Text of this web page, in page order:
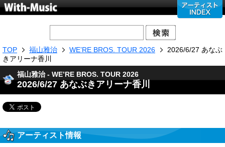
TOP 福山雅治 WE’RE BROS. TOUR 2026
2026/6/27 あなぶ
きアリーナ香川
福山雅治 - WE’RE BROS. TOUR 2026
2026/6/27 あなぶきアリーナ香川
アーティスト情報